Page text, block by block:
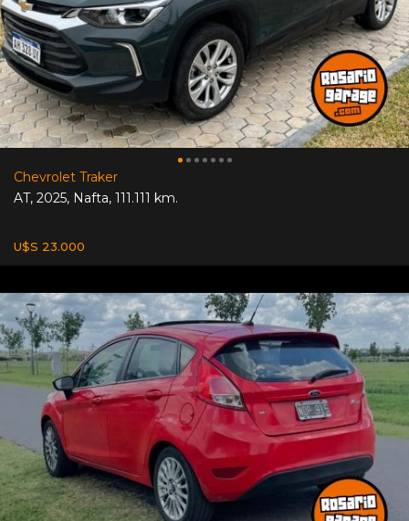
Chevrolet Traker
AT, 2025, Nafta, 111.111 km.
U$S 23.000